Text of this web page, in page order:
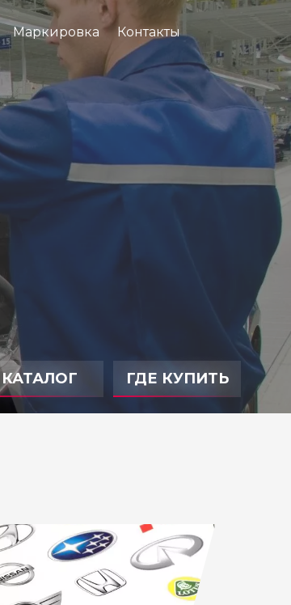
Маркировка Контакты
КАТАЛОГ ГДЕ КУПИТЬ